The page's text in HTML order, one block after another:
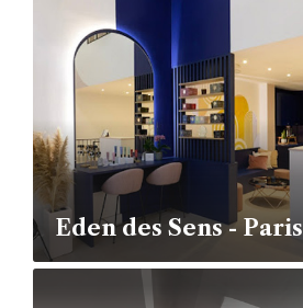
Eden des Sens - Paris